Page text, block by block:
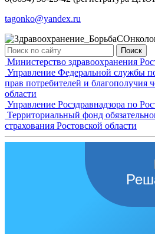
tagonko@yandex.ru
Поиск
Министерство здравоохранения
Управление Федеральной службы
прав потребителей и благополучия
области
Управление Росздравнадзора по
Территориальный фонд
страхования Ростовской области